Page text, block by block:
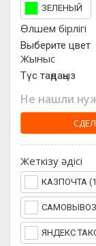
ЗЕЛЕНЫЙ
Өлшем бірлігі
Выберите цвет
Жыныс
Түс таңдаңыз
Не нашли
Жеткізу әдісі
КАЗПОЧТА (1
САМОВЫВОЗ
ЯНДЕКС